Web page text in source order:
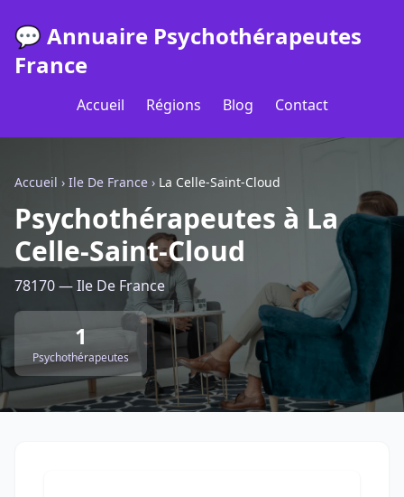
💬 Annuaire Psychothérapeutes
France
Accueil Régions Blog Contact
Accueil › Ile De France › La Celle-Saint-Cloud
Psychothérapeutes à La
Celle-Saint-Cloud
78170 — Ile De France
1
Psychothérapeutes